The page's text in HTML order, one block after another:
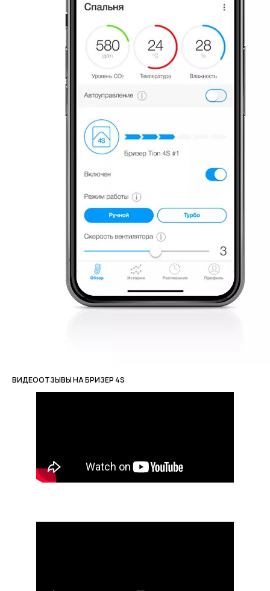
ВИДЕООТЗЫВЫ НА БРИЗЕР 4S
для обеспечения
чистого воздуха